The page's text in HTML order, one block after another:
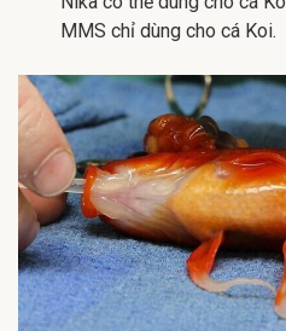
MMS chỉ dùng cho cá Koi.